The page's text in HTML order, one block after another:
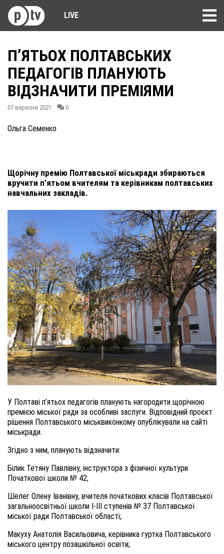
LIVE
П’ЯТЬОХ ПОЛТАВСЬКИХ
ПЕДАГОГІВ ПЛАНУЮТЬ
ВІДЗНАЧИТИ ПРЕМІЯМИ
07 вересня 2021 0
Ольга Семенко
Щорічну премію Полтавської міськради збираються
вручити п’ятьом вчителям та керівникам полтавських
навчальних закладів.
У Полтаві п’ятьох педагогів планують нагородити щорічною
премією міської ради за особливі заслуги. Відповідний проєкт
рішення Полтавського міськвиконкому опублікували на сайті
міськради.
Згідно з ним, планують відзначити:
Білик Тетяну Павлівну, інструктора з фізичної культури
Початкової школи № 42;
Шелег Олену Іванівну, вчителя початкових класів Полтавської
загальноосвітньої школи І-ІІІ ступенів № 37 Полтавської
міської ради Полтавської області;
Макуху Анатолія Васильовича, керівника гуртка Полтавського
міського центру позашкільної освіти;